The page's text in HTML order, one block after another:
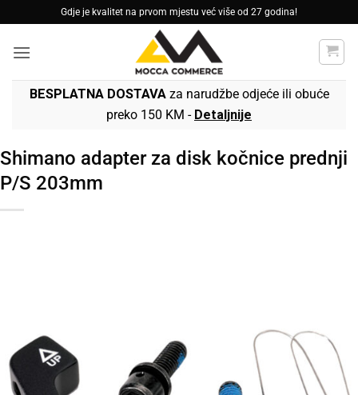
to
content
Gdje je kvalitet na prvom mjestu već više od 27 godina!
BESPLATNA DOSTAVAza narudžbe odjeće ili obuće
preko 150 KM - Detaljnije
Shimano adapter za disk kočnice prednji
P/S 203mm